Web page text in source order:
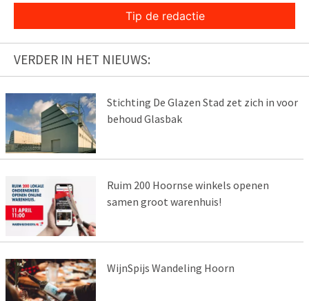
Tip de redactie
VERDER IN HET NIEUWS:
Stichting De Glazen Stad zet zich in voor
behoud Glasbak
Ruim 200 Hoornse winkels openen
samen groot warenhuis!
WijnSpijs Wandeling Hoorn